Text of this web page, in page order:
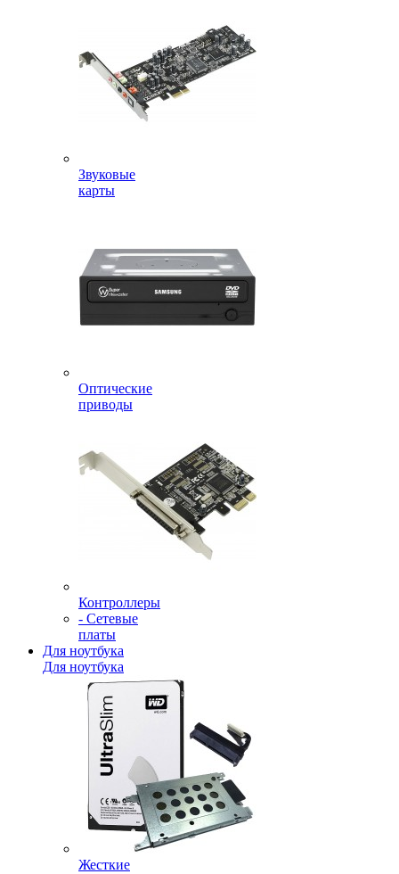
Звуковые
карты
Оптические
приводы
Контроллеры
- Сетевые
платы
Для ноутбука
Для ноутбука
Жесткие